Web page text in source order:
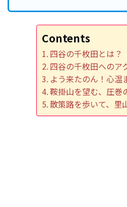
Contents
四谷の千枚田とは？
四谷の千枚田へのア
よう来たのん！心温
鞍掛山を望む、圧巻
散策路を歩いて、里